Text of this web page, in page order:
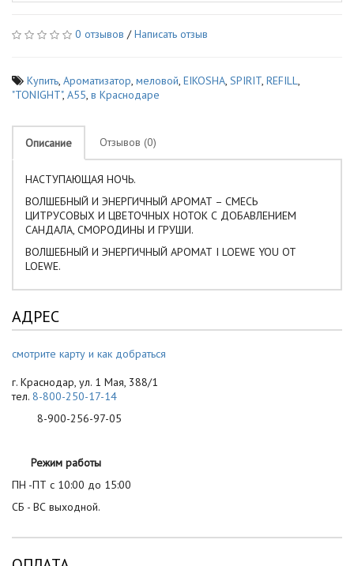
0 отзывов /Написать отзыв
Купить, Ароматизатор, меловой, EIKOSHA, SPIRIT, REFILL,
"TONIGHT", A55, в Краснодаре
Описание Отзывов (0)
НАСТУПАЮЩАЯ НОЧЬ.
ВОЛШЕБНЫЙ И ЭНЕРГИЧНЫЙ АРОМАТ – СМЕСЬ
ЦИТРУСОВЫХ И ЦВЕТОЧНЫХ НОТОК С ДОБАВЛЕНИЕМ
САНДАЛА, СМОРОДИНЫ И ГРУШИ.
ВОЛШЕБНЫЙ И ЭНЕРГИЧНЫЙ АРОМАТ I LOEWE YOU ОТ
LOEWE.
АДРЕС
смотрите карту и как добраться
г. Краснодар, ул. 1 Мая, 388/1
тел. 8-800-250-17-14
8-900-256-97-05
Режим работы
ПН -ПТ с 10:00 до 15:00
СБ - ВС выходной.